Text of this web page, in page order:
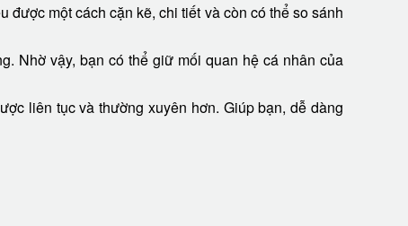
được một cách cặn kẽ, chi tiết và còn có thể so sánh
Nhờ vậy, bạn có thể giữ mối quan hệ cá nhân của
liên tục và thường xuyên hơn. Giúp bạn, dễ dàng